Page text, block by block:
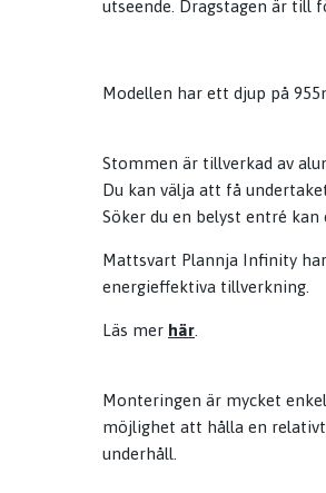
utseende. Dragstagen är till
Modellen har ett djup på
Stommen är tillverkad av
Du kan välja att få
Söker du en belyst entré
Mattsvart Plannja Infinity
energieffektiva tillverkning.
Läs mer här
Monteringen är mycket
möjlighet att hålla en relativt
underhåll.